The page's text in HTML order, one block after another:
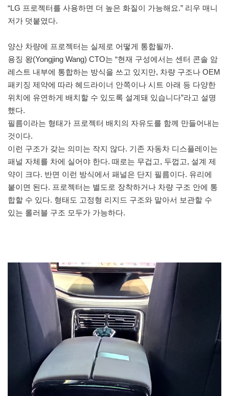
“LG 프로젝터를 사용하면 더 높은 화질이 가능해요.” 리우 매니
저가 덧붙였다.
양산 차량에 프로젝터는 실제로 어떻게 통합될까.
용징 왕(Yongjing Wang) CTO는 “현재 구성에서는 센터 콘솔 암
레스트 내부에 통합하는 방식을 쓰고 있지만, 차량 구조나 OEM
패키징 제약에 따라 헤드라이너 안쪽이나 시트 아래 등 다양한
위치에 유연하게 배치할 수 있도록 설계돼 있습니다”라고 설명
했다.
필름이라는 형태가 프로젝터 배치의 자유도를 함께 만들어내는
것이다.
이런 구조가 갖는 의미는 작지 않다. 기존 자동차 디스플레이는
패널 자체를 차에 실어야 한다. 때로는 무겁고, 두껍고, 설계 제
약이 크다. 반면 이런 방식에서 패널은 단지 필름이다. 유리에
붙이면 된다. 프로젝터는 별도로 장착하거나 차량 구조 안에 통
합할 수 있다. 형태도 고정형 리지드 구조와 말아서 보관할 수
있는 롤러블 구조 모두가 가능하다.